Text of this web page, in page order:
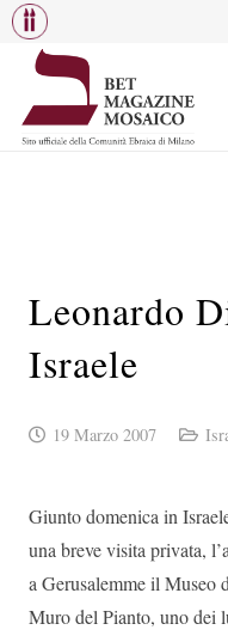
Leonardo
Israele
19 Marzo 2007
Giunto domenica in
una breve visita privata,
a Gerusalemme il Museo
Muro del Pianto, uno dei